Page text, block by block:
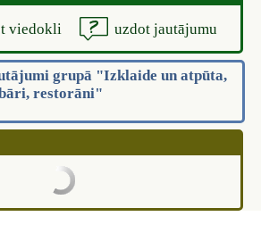
viedokli uzdot jautājumu
grupā "Izklaide un atpūta,
restorāni"